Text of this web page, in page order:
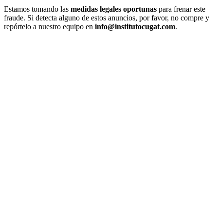
Estamos tomando las medidas legales oportunas para frenar este
fraude. Si detecta alguno de estos anuncios, por favor, no compre y
repórtelo a nuestro equipo en info@institutocugat.com.